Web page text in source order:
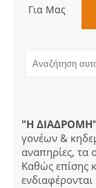
Για Μας
"Η ΔΙΑΔΡΟΜΗ"
γονέων &
αναπηρίες, τα
Καθώς επίσης